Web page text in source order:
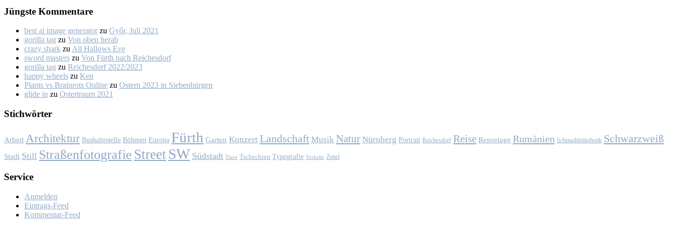
Jüngs­te Kom­men­ta­re
best ai image generator zu Győr, Ju­li 2021
gorilla tag zu Von oben her­ab
crazy shark zu All Hal­lows Eve
sword masters zu Von Fürth nach Rei­ches­dorf
gorilla tag zu Rei­ches­dorf 2022/2023
happy wheels zu Ken
Plants vs Brainrots Online zu Os­tern 2023 in Sie­ben­bür­gen
glide in zu Os­ter­traum 2021
Stich­wör­ter
Arbeit Architektur Bushaltestelle Böhmen Europa Fürth Garten Konzert Landschaft Musik Natur Nürnberg Portrait Reichesdorf Reise Reportage Rumänien Schmuddelästhetik Schwarzweiß
Stadt Still Straßenfotografie Street SW Südstadt Tiere Tschechien Typografie Verkehr Zettel
Ser­vice
Anmelden
Eintrags-Feed
Kommentar-Feed